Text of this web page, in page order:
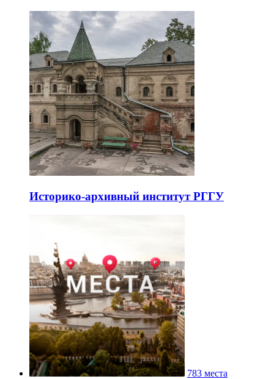
Историко-архивный институт РГГУ
783 места